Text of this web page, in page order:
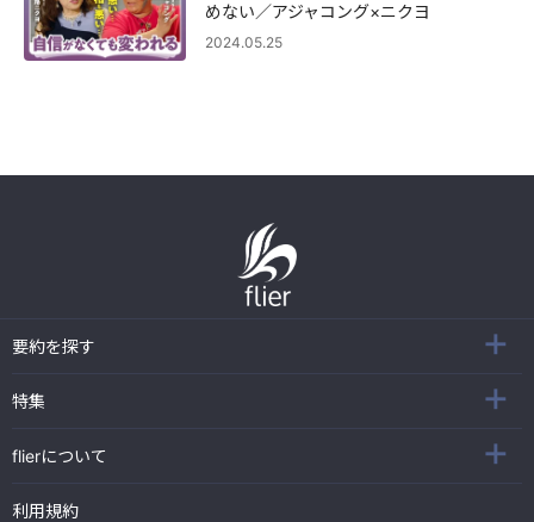
めない／アジャコング×ニクヨ
2024.05.25
要約を探す
特集
flierについて
利用規約